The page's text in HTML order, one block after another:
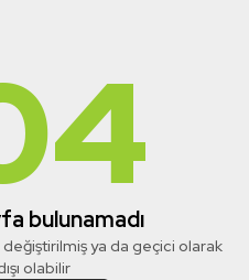
bulunamadı
değiştirilmiş ya da geçici olarak
olabilir